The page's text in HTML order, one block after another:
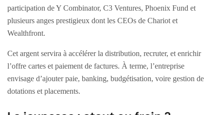
participation de Y Combinator, C3 Ventures, Phoenix Fund et
plusieurs anges prestigieux dont les CEOs de Chariot et
Wealthfront.
Cet argent servira à accélérer la distribution, recruter, et enrichir
l’offre cartes et paiement de factures. À terme, l’entreprise
envisage d’ajouter paie, banking, budgétisation, voire gestion de
dotations et placements.